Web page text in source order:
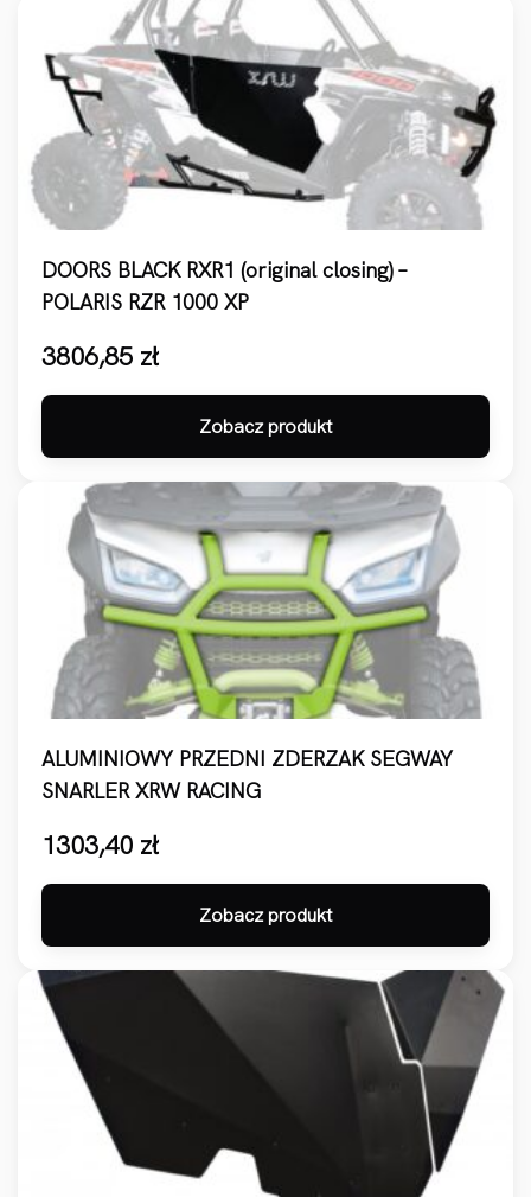
DOORS BLACK RXR1 (original closing) –
POLARIS RZR 1000 XP
3806,85 zł
Zobacz produkt
ALUMINIOWY PRZEDNI ZDERZAK SEGWAY
SNARLER XRW RACING
1303,40 zł
Zobacz produkt